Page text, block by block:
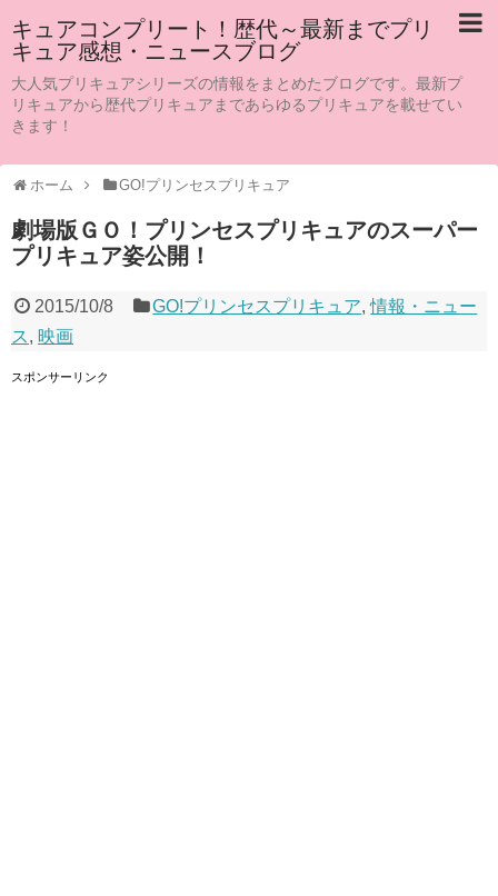
キュアコンプリート！歴代～最新までプリ
キュア感想・ニュースブログ
大人気プリキュアシリーズの情報をまとめたブログです。最新プ
リキュアから歴代プリキュアまであらゆるプリキュアを載せてい
きます！
ホーム GO!プリンセスプリキュア
劇場版ＧＯ！プリンセスプリキュアのスーパー
プリキュア姿公開！
2015/10/8 GO!プリンセスプリキュア,情報・ニュー
ス, 映画
スポンサーリンク